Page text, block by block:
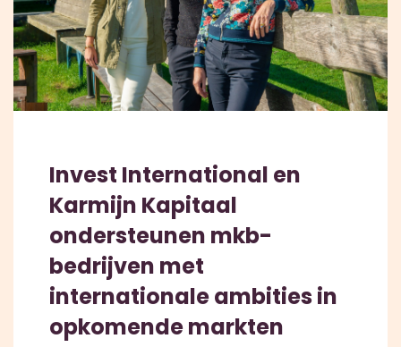
Invest International en
Karmijn Kapitaal
ondersteunen mkb-
bedrijven met
internationale ambities in
opkomende markten